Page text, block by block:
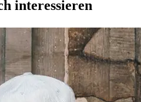
interessieren